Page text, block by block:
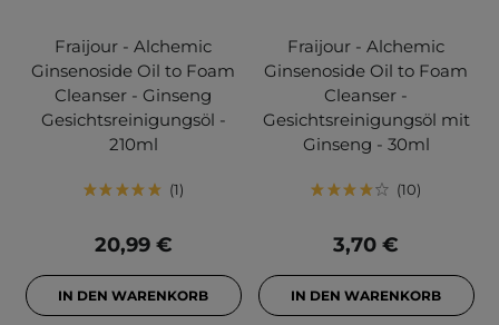
Fraijour - Alchemic
Ginsenoside Oil to Foam
Cleanser - Ginseng
Gesichtsreinigungsöl -
210ml
1
20,99 €
IN DEN WARENKORB
Fraijour - Alchemic
Ginsenoside Oil to Foam
Cleanser -
Gesichtsreinigungsöl mit
Ginseng - 30ml
10
3,70 €
IN DEN WARENKORB